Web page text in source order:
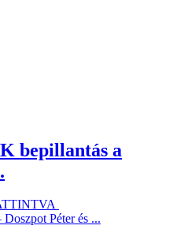
bepillantás a
Péter és ...